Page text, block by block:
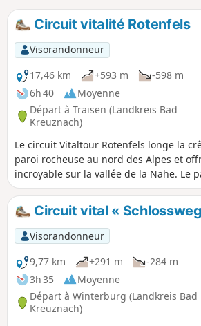
Circuit vitalité Rotenfels
Visorandonneur
17,46 km
+593 m
-598 m
6h 40
Moyenne
Départ à Traisen (Landkreis Bad
Kreuznach)
Le circuit Vitaltour Rotenfels longe la
paroi rocheuse au nord des Alpes et
incroyable sur la vallée de la Nahe. Le
principalement constitué de sentiers
chemins de terre naturels, mais aussi
randonnée et de vignobles. Outre le
tas de points de vue d'où tu peux
Bad Kreuznach et la station thermale de
Stein-Ebernburg.
Circuit vital «
Visorandonneur
9,77 km
+291 m
-284 m
3h 35
Moyenne
Départ à Winterburg (Landkreis Bad
Kreuznach)